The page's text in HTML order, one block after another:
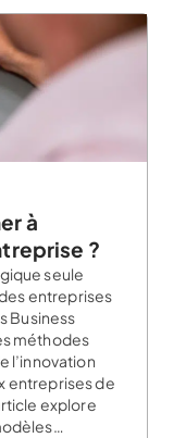
à
?
seule
entreprises
Business
méthodes
l’innovation
entreprises de
explore